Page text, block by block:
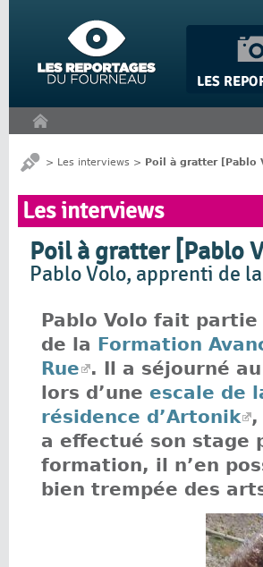
> Les interviews > Poil à gratter [Pablo
Les interviews
Poil à gratter [Pablo
Pablo Volo, apprenti de
Pablo Volo fait
de la Formation
Rue
. Il a séjourné
lors d’une escale de
résidence d’Artonik
a effectué son stage
formation, il n’en
bien trempée des